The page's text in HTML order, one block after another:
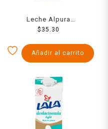
Leche Alpura
deslactosada light 1 l
$ 35.30
Añadir al carrito